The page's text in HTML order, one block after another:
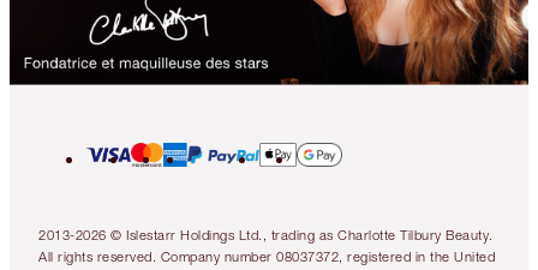
2013-2026 © Islestarr Holdings Ltd., trading as Charlotte Tilbury Beauty.
All rights reserved. Company number 08037372, registered in the United